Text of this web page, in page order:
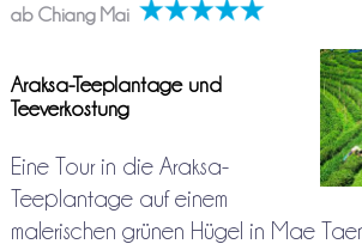
ab Chiang Mai
Araksa-Teeplantage und
Teeverkostung
Eine Tour in die Araksa-
Teeplantage auf einem
malerischen grünen Hügel in Mae